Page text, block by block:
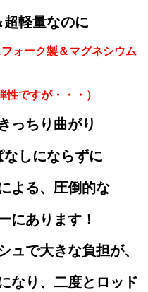
軽量なのに
ォーク製＆マグネシウム
ですが・・・）
っちり曲がり
しにならずに
よる、圧倒的な
にあります！
ュで大きな負担が、
なり、二度とロッド